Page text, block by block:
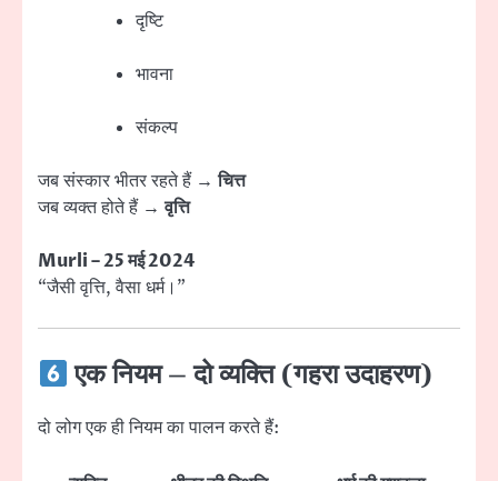
दृष्टि
भावना
संकल्प
जब संस्कार भीतर रहते हैं →चित्त
जब व्यक्त होते हैं →वृत्ति
Murli – 25 मई 2024
“जैसी वृत्ति, वैसा धर्म।”
एक नियम – दो व्यक्ति (गहरा उदाहरण)
दो लोग एक ही नियम का पालन करते हैं: